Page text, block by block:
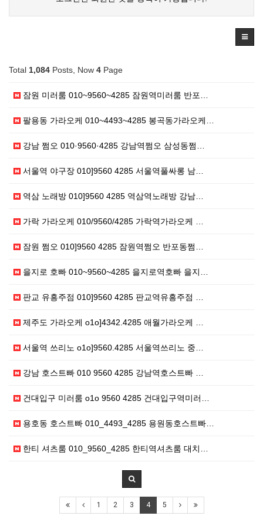
Total 1,084 Posts, Now 4 Page
잠원 미러룸 010~9560~4285 잠원역미러룸 반포…
팔용동 가라오케 010~4493~4285 봉곡동가라오케…
강남 쩜오 010·9560·4285 강남역쩜오 삼성동쩜…
서울역 야구장 010]9560 4285 서울역풀싸롱 남…
역삼 노래방 010]9560 4285 역삼역노래방 강남…
가락 가라오케 010/9560/4285 가락역가라오케 …
잠원 쩜오 010]9560 4285 잠원역쩜오 반포동쩜…
을지로 호빠 010~9560~4285 을지로역호빠 을지…
판교 유흥주점 010]9560 4285 판교역유흥주점 …
제주도 가라오케 o1o]4342.4285 애월가라오케 …
서울역 쓰리노 o1o]9560.4285 서울역쓰리노 중…
강남 호스트빠 010 9560 4285 강남역호스트빠 …
건대입구 미러룸 o1o 9560 4285 건대입구역미러…
용호동 호스트빠 010_4493_4285 용원동호스트빠…
한티 셔츠룸 010_9560_4285 한티역셔츠룸 대치…
1 2 3 4 5